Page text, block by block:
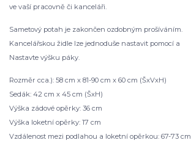
ve vaší pracovně či kanceláři.
Sametový potah je zakončen ozdobným prošíváním.
Kancelářskou židle lze jednoduše nastavit pomocí a
Nastavte výšku páky.
Rozměr cca.): 58 cm x 81-90 cm x 60 cm (ŠxVxH)
Sedák: 42 cm x 45 cm (ŠxH)
Výška zádové opěrky: 36 cm
Výška loketní opěrky: 17 cm
Vzdálenost mezi podlahou a loketní opěrkou: 67-73 cm